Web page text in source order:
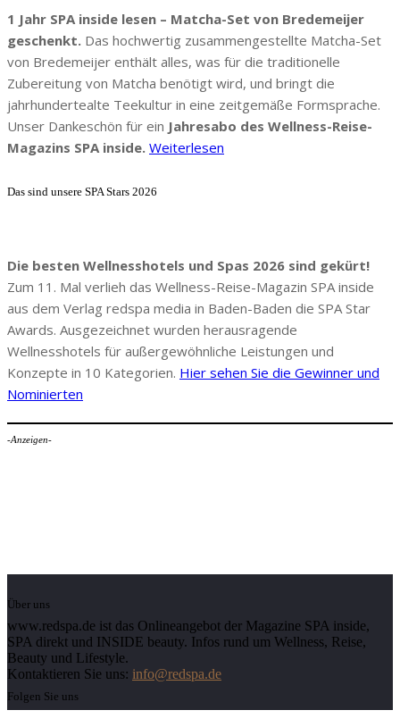
1 Jahr SPA inside lesen – Matcha-Set von Bredemeijer
geschenkt. Das hochwertig zusammengestellte Matcha-Set
von Bredemeijer enthält alles, was für die traditionelle
Zubereitung von Matcha benötigt wird, und bringt die
jahrhundertealte Teekultur in eine zeitgemäße Formsprache.
Unser Dankeschön für ein Jahresabo des Wellness-Reise-
Magazins SPA inside. Weiterlesen
Das sind unsere SPA Stars 2026
Die besten Wellnesshotels und Spas 2026 sind gekürt!
Zum 11. Mal verlieh das Wellness-Reise-Magazin SPA inside
aus dem Verlag redspa media in Baden-Baden die SPA Star
Awards. Ausgezeichnet wurden herausragende
Wellnesshotels für außergewöhnliche Leistungen und
Konzepte in 10 Kategorien. Hier sehen Sie die Gewinner und
Nominierten
-Anzeigen-
Über uns
www.redspa.de ist das Onlineangebot der Magazine SPA inside,
SPA direkt und INSIDE beauty. Infos rund um Wellness, Reise,
Beauty und Lifestyle.
Kontaktieren Sie uns: info@redspa.de
Folgen Sie uns